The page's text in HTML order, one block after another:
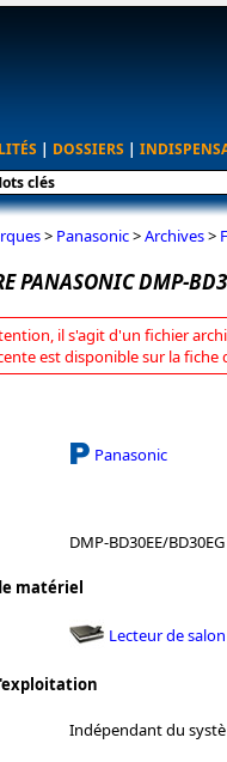
| DOSSIERS |
> Panasonic>Archives>
PANASONIC DMP-
il s'agit d'un fichier
est disponible sur la fiche
Panasonic
DMP-BD30EE/BD30EG
matériel
Lecteur de salon
Indépendant du